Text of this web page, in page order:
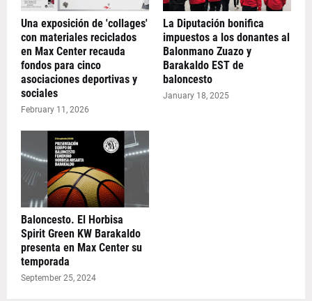
Una exposición de 'collages'
con materiales reciclados
en Max Center recauda
fondos para cinco
asociaciones deportivas y
sociales
February 11, 2026
La Diputación bonifica
impuestos a los donantes al
Balonmano Zuazo y
Barakaldo EST de
baloncesto
January 18, 2025
Baloncesto. El Horbisa
Spirit Green KW Barakaldo
presenta en Max Center su
temporada
September 25, 2024